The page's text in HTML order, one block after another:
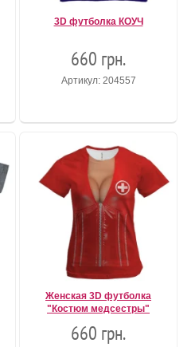
3D футболка КОУЧ
660 грн.
Артикул: 204557
Женская 3D футболка
"Костюм медсестры"
660 грн.